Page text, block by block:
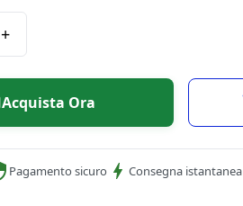
+
Acquista Ora
Pagamento sicuro Consegna istantanea